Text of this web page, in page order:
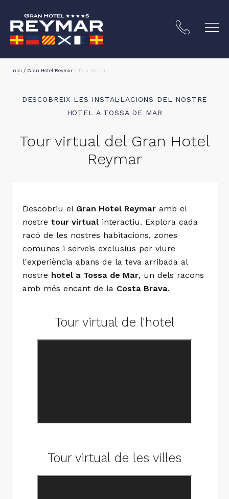
MAR
LA COSTA BRAVA
BRAVA
Inici / Gran Hotel Reymar / Tour Virtual
DESCOBREIX LES INSTAL·LACIONS DEL NOSTRE
HOTEL A TOSSA DE MAR
Tour virtual del Gran Hotel
Reymar
Descobriu el Gran Hotel Reymaramb el
nostre tour virtualinteractiu. Explora cada
racó de les nostres habitacions, zones
comunes i serveis exclusius per viure
l'experiència abans de la teva arribada al
nostre hotel a Tossa de Mar, un dels racons
amb més encant de la Costa Brava.
Tour virtual de l'hotel
Tour virtual de les villes